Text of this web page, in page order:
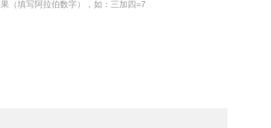
（填写阿拉伯数字），如：三加四=7